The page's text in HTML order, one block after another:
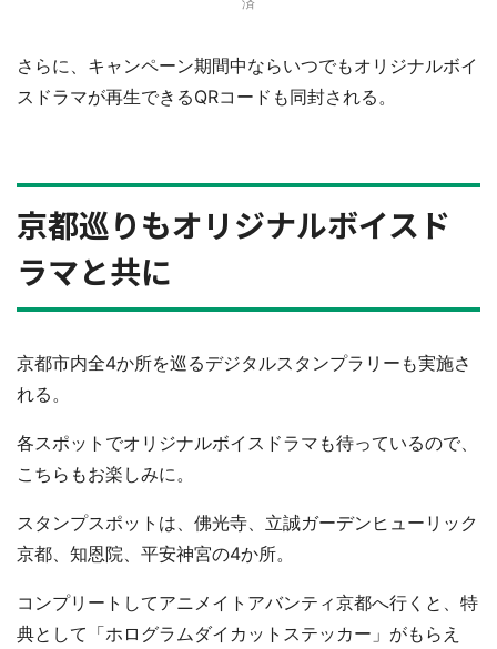
さらに、キャンペーン期間中ならいつでもオリジナルボイ
スドラマが再生できるQRコードも同封される。
京都巡りもオリジナルボイスド
ラマと共に
京都市内全4か所を巡るデジタルスタンプラリーも実施さ
れる。
各スポットでオリジナルボイスドラマも待っているので、
こちらもお楽しみに。
スタンプスポットは、佛光寺、立誠ガーデンヒューリック
京都、知恩院、平安神宮の4か所。
コンプリートしてアニメイトアバンティ京都へ行くと、特
典として「ホログラムダイカットステッカー」がもらえ